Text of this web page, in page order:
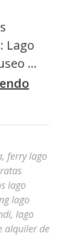
Lago
…
, ferry lago
lago
lago
, lago
alquiler de